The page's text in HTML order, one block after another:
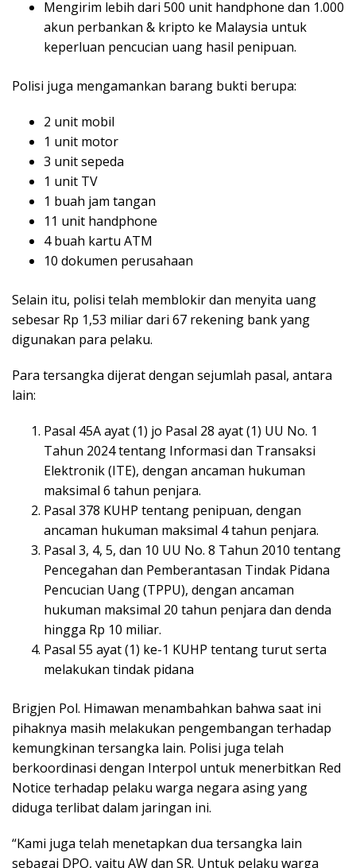
Mengirim lebih dari 500 unit handphone dan 1.000
akun perbankan & kripto ke Malaysia untuk
keperluan pencucian uang hasil penipuan.
Polisi juga mengamankan barang bukti berupa:
2 unit mobil
1 unit motor
3 unit sepeda
1 unit TV
1 buah jam tangan
11 unit handphone
4 buah kartu ATM
10 dokumen perusahaan
Selain itu, polisi telah memblokir dan menyita uang
sebesar Rp 1,53 miliar dari 67 rekening bank yang
digunakan para pelaku.
Para tersangka dijerat dengan sejumlah pasal, antara
lain:
Pasal 45A ayat (1) jo Pasal 28 ayat (1) UU No. 1
Tahun 2024 tentang Informasi dan Transaksi
Elektronik (ITE), dengan ancaman hukuman
maksimal 6 tahun penjara.
Pasal 378 KUHP tentang penipuan, dengan
ancaman hukuman maksimal 4 tahun penjara.
Pasal 3, 4, 5, dan 10 UU No. 8 Tahun 2010 tentang
Pencegahan dan Pemberantasan Tindak Pidana
Pencucian Uang (TPPU), dengan ancaman
hukuman maksimal 20 tahun penjara dan denda
hingga Rp 10 miliar.
Pasal 55 ayat (1) ke-1 KUHP tentang turut serta
melakukan tindak pidana
Brigjen Pol. Himawan menambahkan bahwa saat ini
pihaknya masih melakukan pengembangan terhadap
kemungkinan tersangka lain. Polisi juga telah
berkoordinasi dengan Interpol untuk menerbitkan Red
Notice terhadap pelaku warga negara asing yang
diduga terlibat dalam jaringan ini.
“Kami juga telah menetapkan dua tersangka lain
sebagai DPO, yaitu AW dan SR. Untuk pelaku warga